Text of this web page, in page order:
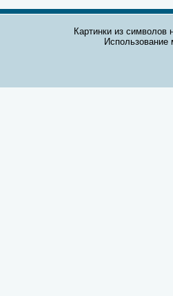
Картинки из символов
Использование